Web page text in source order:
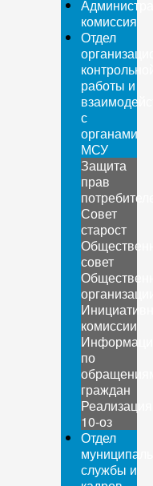
комиссия
Отдел
работы и
с
органами
МСУ
Защита
прав
Совет
старост
совет
комиссии
по
граждан
Реализация
10-оз
Отдел
службы и